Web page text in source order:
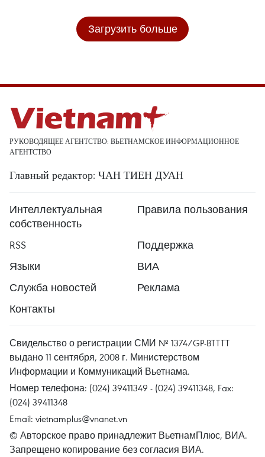
Загрузить больше
РУКОВОДЯЩЕЕ АГЕНТСТВО: ВЬЕТНАМСКОЕ ИНФОРМАЦИОННОЕ
АГЕНТСТВО
Главный редактор: ЧАН ТИЕН ДУАН
Интеллектуальная
собственность
Правила пользования
RSS
Поддержка
Языки
ВИА
Служба новостей
Реклама
Контакты
Свидельство о регистрации СМИ № 1374/GP-BTTTT
выдано 11 сентября, 2008 г. Министерством
Информации и Коммуникаций Вьетнама.
Номер телефона: (024) 39411349 - (024) 39411348, Fax:
(024) 39411348
Email: vietnamplus@vnanet.vn
© Авторское право принадлежит ВьетнамПлюс, ВИА.
Запрещено копирование без согласия ВИА.